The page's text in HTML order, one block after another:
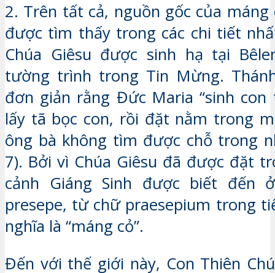
2. Trên tất cả, nguồn gốc của máng
được tìm thấy trong các chi tiết
Chúa Giêsu được sinh hạ tại
tường trình trong Tin Mừng.
đơn giản rằng Đức Maria “sinh
lấy tã bọc con, rồi đặt nằm trong
ông bà không tìm được chỗ trong
7). Bởi vì Chúa Giêsu đã được đặt
cảnh Giáng Sinh được biết đến
presepe, từ chữ praesepium trong
nghĩa là “máng cỏ”.
Đến với thế giới này, Con Thiên